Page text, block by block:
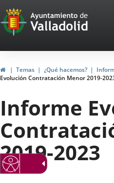
Portal
Web
del
de
Valladolid
InicioTemas ¿Qué hacemos?
Evolución Contratación Menor 2019-
Informe
2019-2023